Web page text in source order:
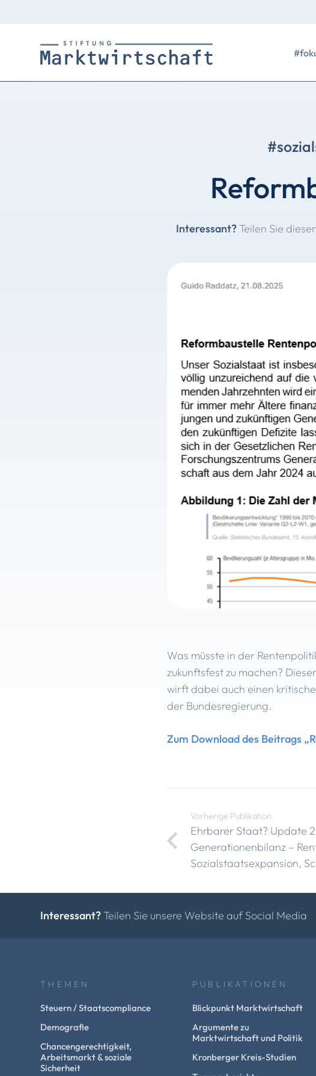
Interessant?Teilen Sie
Was müsste in der
zukunftsfest zu machen?
wirft dabei auch einen
der Bundesregierung.
Zum Download des Beitrags
Vorherige Publikation
Ehrbarer Staat? Update
Generationenbilanz –
Sozialstaatsexpansion,
Interessant? Teilen Sie unsere Website auf Social Media
THEMEN
Steuern / Staatscompliance
Demografie
Chancengerechtigkeit,
Arbeitsmarkt & soziale
Sicherheit
PUBLIKATIONEN
Blickpunkt Marktwirtschaft
Argumente zu
Marktwirtschaft und Politik
Kronberger Kreis-Studien